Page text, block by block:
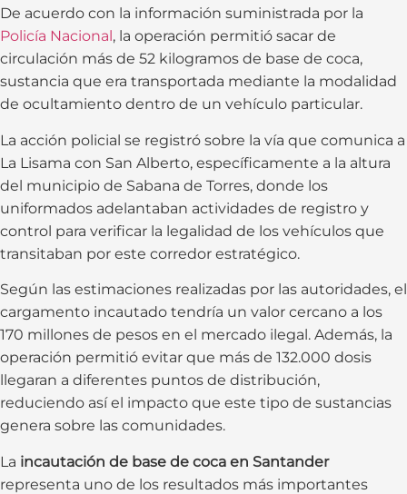
De acuerdo con la información suministrada por la
Policía Nacional , la operación permitió sacar de
circulación más de 52 kilogramos de base de coca,
sustancia que era transportada mediante la modalidad
de ocultamiento dentro de un vehículo particular.
La acción policial se registró sobre la vía que comunica a
La Lisama con San Alberto, específicamente a la altura
del municipio de Sabana de Torres, donde los
uniformados adelantaban actividades de registro y
control para verificar la legalidad de los vehículos que
transitaban por este corredor estratégico.
Según las estimaciones realizadas por las autoridades, el
cargamento incautado tendría un valor cercano a los
170 millones de pesos en el mercado ilegal. Además, la
operación permitió evitar que más de 132.000 dosis
llegaran a diferentes puntos de distribución,
reduciendo así el impacto que este tipo de sustancias
genera sobre las comunidades.
La incautación de base de coca en Santander
representa uno de los resultados más importantes